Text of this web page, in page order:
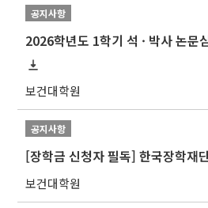
공지사항
보건대학원
공지사항
보건대학원